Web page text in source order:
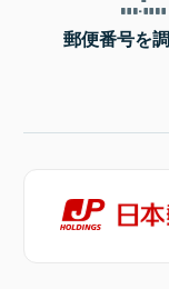
郵便番号を